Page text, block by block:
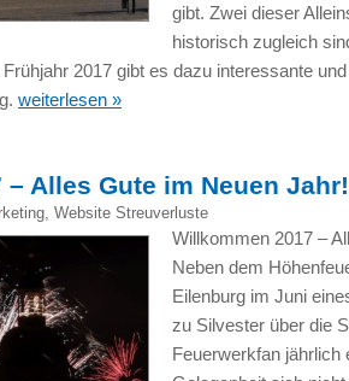
gibt. Zwei dieser
historisch zugleich
2017 gibt es dazu interessante
weiterlesen »
Alles Gute im Neuen Jahr!
, Website Streuverluste
Willkommen 2017 –
Neben dem
Eilenburg im Juni
zu Silvester über die
Feuerwerkfan jährlich